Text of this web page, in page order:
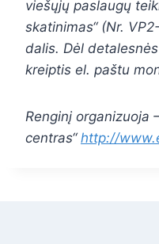
viešųjų paslaugų
skatinimas“ (Nr.
dalis. Dėl
kreiptis el. paštu
Renginį organizuoja
centras“ http://